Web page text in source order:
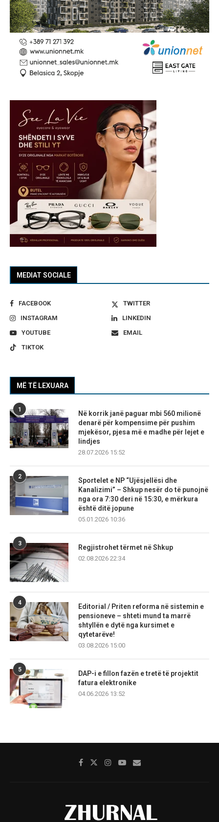
MEDIAT SOCIALE
FACEBOOK
TWITTER
INSTAGRAM
LINKEDIN
YOUTUBE
EMAIL
TIKTOK
MË TË LEXUARA
1
Në korrik janë paguar mbi 560 milionë
denarë për kompensime për pushim
mjekësor, pjesa më e madhe për lejet e
lindjes
28.07.2026 15:52
2
Sportelet e NP “Ujësjellësi dhe
Kanalizimi” – Shkup nesër do të punojnë
nga ora 7:30 deri në 15:30, e mërkura
është ditë jopune
05.01.2026 10:36
3
Regjistrohet tërmet në Shkup
02.08.2026 22:34
4
Editorial / Priten reforma në sistemin e
pensioneve – shteti mund ta marrë
shtyllën e dytë nga kursimet e
qytetarëve!
03.08.2026 15:00
5
DAP-i e fillon fazën e tretë të projektit
fatura elektronike
04.06.2026 13:52